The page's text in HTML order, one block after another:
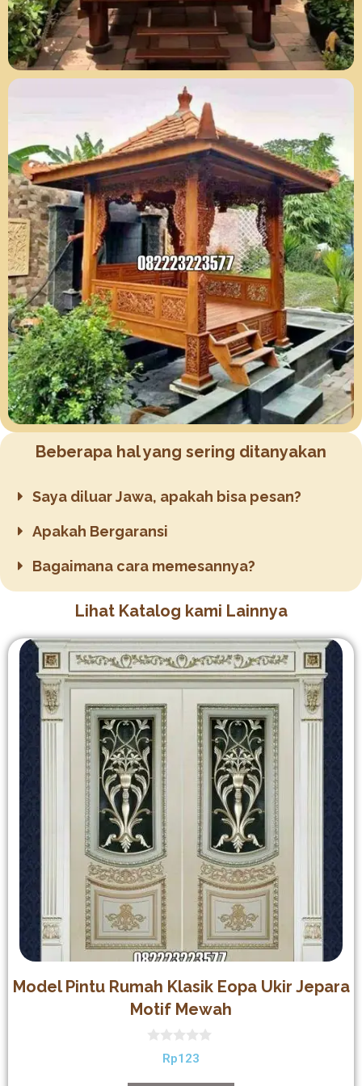
Beberapa hal yang sering ditanyakan
Saya diluar Jawa, apakah bisa pesan?
Apakah Bergaransi
Bagaimana cara memesannya?
Lihat Katalog kami Lainnya
Model Pintu Rumah Klasik Eopa Ukir Jepara
Motif Mewah
outRp123